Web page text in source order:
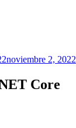
noviembre 2, 2022
Core